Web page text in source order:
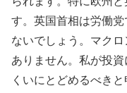
す。英国首相は労働
ないでしょう。マク
ありません。私が投
くいにとどめるべき